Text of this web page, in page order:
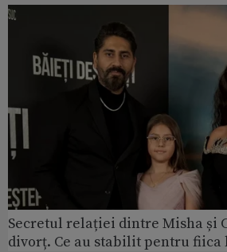
Secretul relației dintre Misha și
divorț. Ce au stabilit pentru fiica